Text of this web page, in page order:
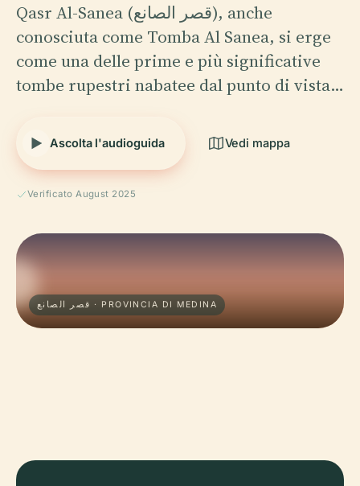
Qasr Al-Sanea (قصر الصانع), anche
conosciuta come Tomba Al Sanea, si erge
come una delle prime e più significative
tombe rupestri nabatee dal punto di vista…
Ascolta l'audioguida Vedi mappa
Verificato August 2025
قصر الصانع · PROVINCIA DI MEDINA